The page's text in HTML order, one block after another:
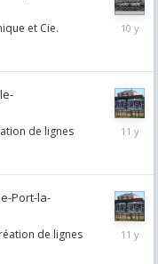
et Cie.
January
de lignes
Port-la-
de lignes